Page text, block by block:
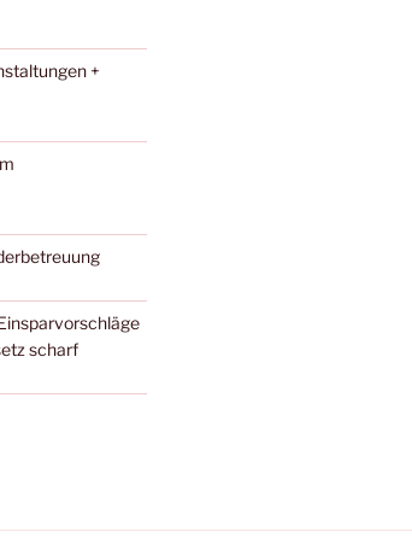
+
scharf